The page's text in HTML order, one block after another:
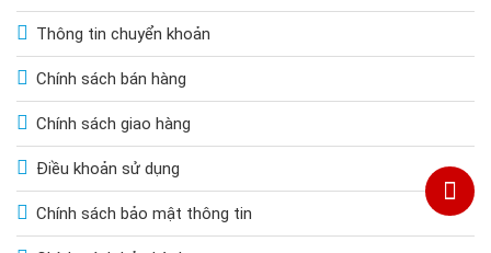
Thông tin chuyển khoản
Chính sách bán hàng
Chính sách giao hàng
Điều khoản sử dụng
Chính sách bảo mật thông tin